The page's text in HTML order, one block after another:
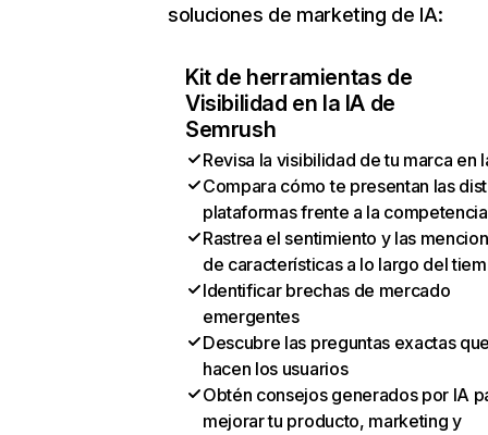
soluciones de marketing de IA:
Kit de herramientas de
Visibilidad en la IA de
Semrush
Revisa la visibilidad de tu marca en
Compara cómo te presentan las
plataformas frente a la competencia
Rastrea el sentimiento y las
de características a lo largo del
Identificar brechas de mercado
emergentes
Descubre las preguntas exactas
hacen los usuarios
Obtén consejos generados por IA
mejorar tu producto, marketing y